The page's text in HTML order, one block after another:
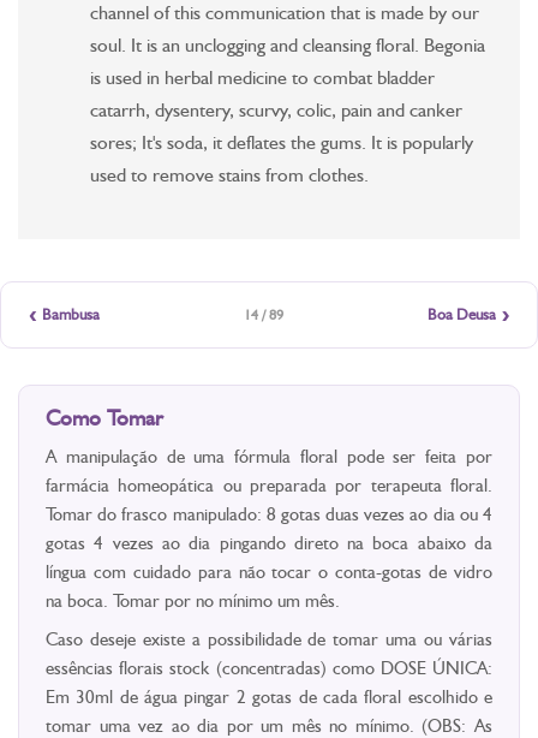
channel of this communication that is made by our
soul. It is an unclogging and cleansing floral. Begonia
is used in herbal medicine to combat bladder
catarrh, dysentery, scurvy, colic, pain and canker
sores; It's soda, it deflates the gums. It is popularly
used to remove stains from clothes.
‹ Bambusa 14 / 89 Boa Deusa ›
Como Tomar
A manipulação de uma fórmula floral pode ser feita por
farmácia homeopática ou preparada por terapeuta floral.
Tomar do frasco manipulado: 8 gotas duas vezes ao dia ou 4
gotas 4 vezes ao dia pingando direto na boca abaixo da
língua com cuidado para não tocar o conta-gotas de vidro
na boca. Tomar por no mínimo um mês.
Caso deseje existe a possibilidade de tomar uma ou várias
essências florais stock (concentradas) como DOSE ÚNICA:
Em 30ml de água pingar 2 gotas de cada floral escolhido e
tomar uma vez ao dia por um mês no mínimo. (OBS: As